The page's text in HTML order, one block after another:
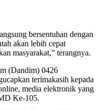
bersentuhan dengan
akan lebih cepat
masyarakat,” terangnya.
(Dandim) 0426
terimakasih kepada
media elektronik yang
Ke-105.